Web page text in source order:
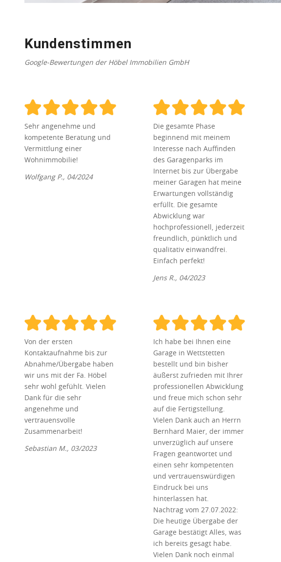
Kundenstimmen
Google-Bewertungen der Höbel Immobilien GmbH
Sehr angenehme und
kompetente Beratung und
Vermittlung einer
Wohnimmobilie!
Wolfgang P., 04/2024
Die gesamte Phase
beginnend mit meinem
Interesse nach Auffinden
des Garagenparks im
Internet bis zur Übergabe
meiner Garagen hat meine
Erwartungen vollständig
erfüllt. Die gesamte
Abwicklung war
hochprofessionell, jederzeit
freundlich, pünktlich und
qualitativ einwandfrei.
Einfach perfekt!
Jens R., 04/2023
Von der ersten
Kontaktaufnahme bis zur
Abnahme/Übergabe haben
wir uns mit der Fa. Höbel
sehr wohl gefühlt. Vielen
Dank für die sehr
angenehme und
vertrauensvolle
Zusammenarbeit!
Sebastian M., 03/2023
Ich habe bei Ihnen eine
Garage in Wettstetten
bestellt und bin bisher
äußerst zufrieden mit Ihrer
professionellen Abwicklung
und freue mich schon sehr
auf die Fertigstellung.
Vielen Dank auch an Herrn
Bernhard Maier, der immer
unverzüglich auf unsere
Fragen geantwortet und
einen sehr kompetenten
und vertrauenswürdigen
Eindruck bei uns
hinterlassen hat.
Nachtrag vom 27.07.2022:
Die heutige Übergabe der
Garage bestätigt Alles, was
ich bereits gesagt habe.
Vielen Dank noch einmal